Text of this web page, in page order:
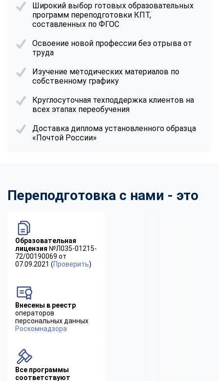
Широкий выбор готовых образовательных
программ переподготовки КПТ,
составленных по ФГОС
Освоение новой профессии без отрыва от
труда
Изучение методических материалов по
собственному графику
Круглосуточная техподдержка клиентов на
всех этапах переобучения
Доставка диплома установленного образца
«Почтой России»
Переподготовка с нами - это
Образовательная
лицензия №Л035-01215-
72/00190069 от
07.09.2021 (Проверить)
Внесены в реестр
операторов
персональных данных
Роскомнадзора
Все программы
соответствуют